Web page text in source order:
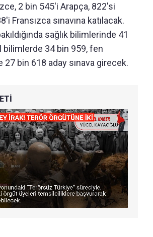
2 bin 545'i Arapça, 822'si
Fransızca sınavına katılacak.
sağlık bilimlerinde 41
bilimlerde 34 bin 959, fen
27 bin 618 aday sınava girecek.